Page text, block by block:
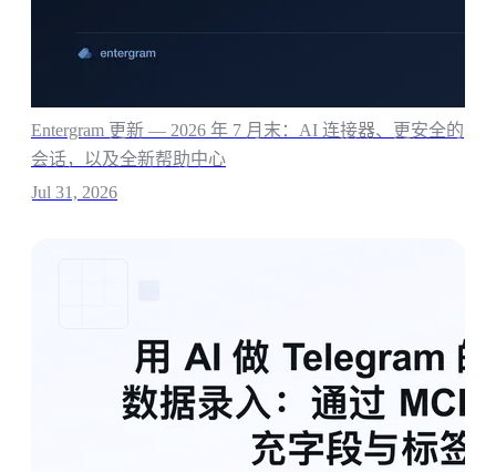
Entergram 更新 — 2026 年 7 月末：AI 连接器、更安全的
会话，以及全新帮助中心
Jul 31, 2026